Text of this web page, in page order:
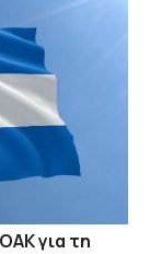
για τη